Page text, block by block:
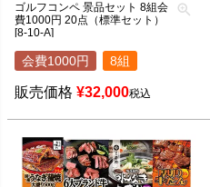
ゴルフコンペ 景品セット 8組会
費1000円 20点（標準セット）
[8-10-A]
会費1000円 8組
販売価格 ¥32,000税込